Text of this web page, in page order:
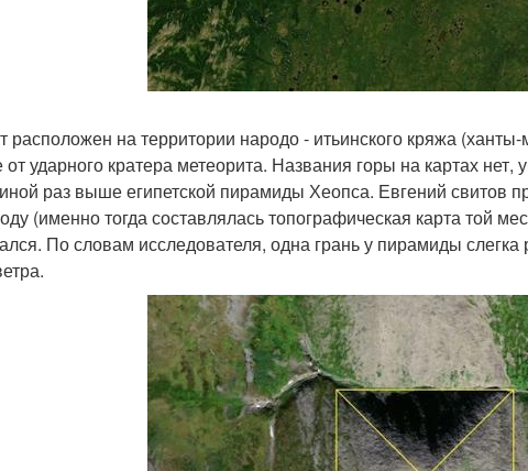
расположен на территории народо - итьинского кряжа
от ударного кратера метеорита. Названия горы на картах
раз выше египетской пирамиды Хеопса. Евгений свитов
(именно тогда составлялась топографическая карта той
По словам исследователя, одна грань у пирамиды